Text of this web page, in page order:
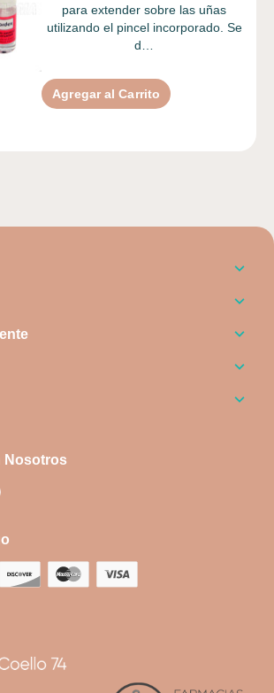
para extender sobre las uñas
utilizando el pincel incorporado. Se
d…
Agregar al Carrito
Nosotros